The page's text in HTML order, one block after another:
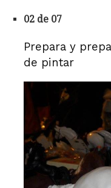
02 de 07
Prepara y
de pintar